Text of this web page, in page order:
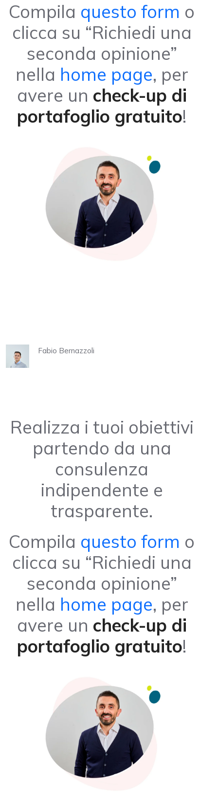
Compila questo form o
clicca su “Richiedi una
seconda opinione”
nella home page, per
avere un check-up di
portafoglio gratuito!
Fabio Bernazzoli
Realizza i tuoi obiettivi
partendo da una
consulenza
indipendente e
trasparente.
Compila questo form o
clicca su “Richiedi una
seconda opinione”
nella home page, per
avere un check-up di
portafoglio gratuito!